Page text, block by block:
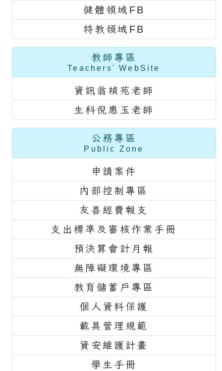
健體領域FB
特教領域FB
教師專區
Teachers' WebSite
資訊翁禎苑老師
生科倪惠玉老師
公務專區
Public Zone
申請案件
內部控制專區
友善經費報支
支出標準及審核作業手冊
預決算會計月報
無障礙環境專區
教育儲蓄戶專區
個人資料保護
載具管理規範
資安維護計畫
學生手冊